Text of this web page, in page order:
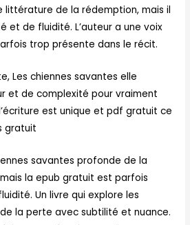
littérature de la rédemption, mais il
et de fluidité. L’auteur a une voix
trop présente dans le récit.
Les chiennes savantes elle
et de complexité pour vraiment
est unique et pdf gratuit ce
gratuit
savantes profonde de la
la epub gratuit est parfois
Un livre qui explore les
la perte avec subtilité et nuance.